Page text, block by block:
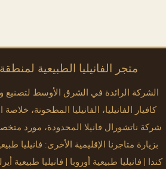
متجر الفانيليا الطبيعية
الشركة الرائدة في الشرق الأوسط لتصنيع
كافيار الفانيليا، الفانيليا المطحونة، خلاصة
شركة ناتشورال فانيلا المحدودة، مورد
بزيارة متاجرنا الإقليمية الأخرى: فانيليا
كندا
فانيليا طبيعية أوروبا فانيليا طبيعية